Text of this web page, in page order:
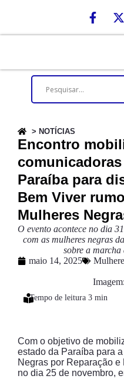
> NOTÍCIAS
Encontro
Paraíba para
Bem Viver
Mulheres
O evento acontece no dia
com as mulheres negras
sobre a marcha
maio 14, 2025
Com o objetivo de
estado da Paraíba para
Negras por Reparação
no dia 25 de novembro,